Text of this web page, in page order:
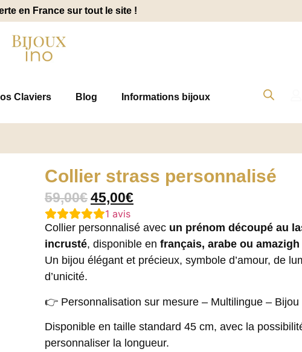
en France sur tout le site !
Claviers Blog Informations bijoux
Collier strass personnalisé
59,00€45,00€
1 avis
Collier personnalisé avec un prénom découpé au
incrusté, disponible en français, arabe ou amazigh
Un bijou élégant et précieux, symbole d’amour, de
d’unicité.
👉 Personnalisation sur mesure – Multilingue – Bijou
Disponible en taille standard 45 cm, avec la
personnaliser la longueur.